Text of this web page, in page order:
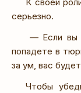
К своей
серьезно.
— Если вы
попадете в
за ум, вас
Чтобы